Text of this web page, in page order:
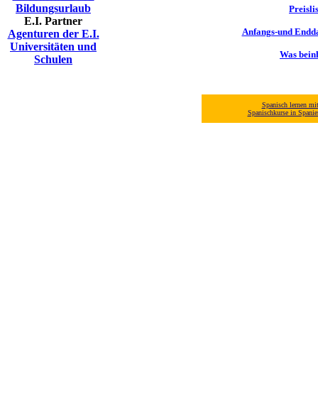
Bildungsurlaub
E.I. Partner
Agenturen der E.I.
Universitäten und
Schulen
Anfangs-und
Was
Spanisch lernen
Spanischkurse in